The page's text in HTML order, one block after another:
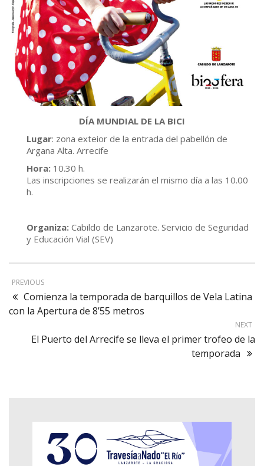
DÍA MUNDIAL DE LA BICI
Lugar: zona exteior de la entrada del pabellón de
Argana Alta. Arrecife
Hora: 10.30 h.
Las inscripciones se realizarán el mismo día a las 10.00
h.
Organiza: Cabildo de Lanzarote. Servicio de Seguridad
y Educación Vial (SEV)
PREVIOUS
Comienza la temporada de barquillos de Vela Latina
con la Apertura de 8’55 metros
NEXT
El Puerto del Arrecife se lleva el primer trofeo de la
temporada